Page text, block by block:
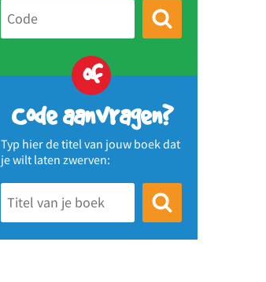
of
Code aanvragen?
Typ hier de titel van jouw boek dat
je wilt laten zwerven: